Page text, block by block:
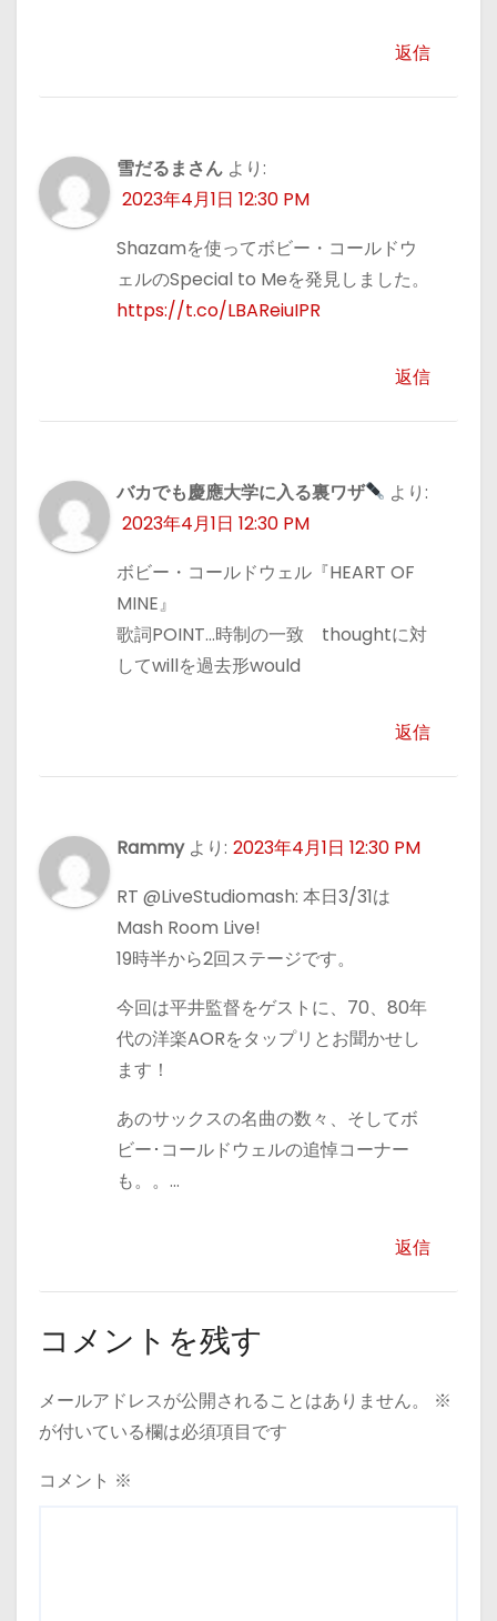
返信
雪だるまさん より:
2023年4月1日 12:30 PM
Shazamを使ってボビー・コールドウ
ェルのSpecial to Meを発見しました。
https://t.co/LBAReiuIPR
返信
バカでも慶應大学に入る裏ワザ
より:
2023年4月1日 12:30 PM
ボビー・コールドウェル『HEART OF
MINE』
歌詞POINT…時制の一致 thoughtに対
してwillを過去形would
返信
Rammy より: 2023年4月1日 12:30 PM
RT @LiveStudiomash: 本日3/31は
Mash Room Live!
19時半から2回ステージです。
今回は平井監督をゲストに、70、80年
代の洋楽AORをタップリとお聞かせし
ます！
あのサックスの名曲の数々、そしてボ
ビー･コールドウェルの追悼コーナー
も。。…
返信
コメントを残す
メールアドレスが公開されることはありません。
※
が付いている欄は必須項目です
コメント ※